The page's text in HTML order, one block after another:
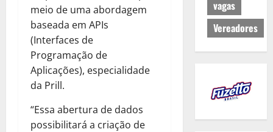
meio de uma abordagem
baseada em APIs
(Interfaces de
Programação de
Aplicações), especialidade
da Prill.
“Essa abertura de dados
possibilitará a criação de
vagas
Vereadores